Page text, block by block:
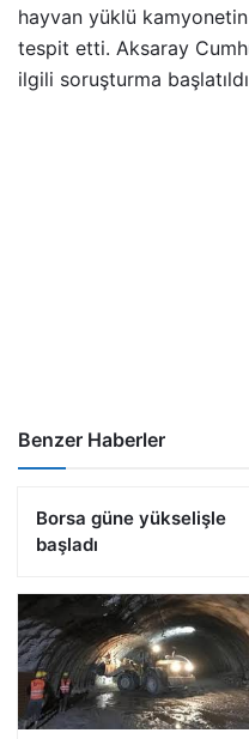
hayvan yüklü kamyonetin
tespit etti. Aksaray
ilgili soruşturma
Benzer Haberler
Borsa güne yükselişle
başladı